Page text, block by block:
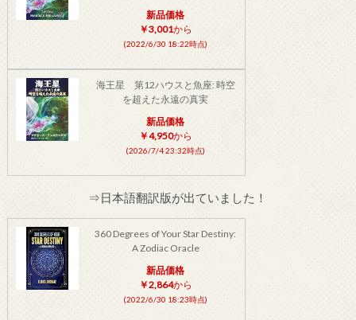
新品価格
￥3,001から
(2022/6/30 18:22時点)
海王星 第12ハウスと魚座: 時空
を超えた永遠の真実
新品価格
￥4,950から
(2026/7/4 23:32時点)
⇒日本語翻訳版が出ていました！
360 Degrees of Your Star Destiny:
A Zodiac Oracle
新品価格
￥2,864から
(2022/6/30 18:23時点)